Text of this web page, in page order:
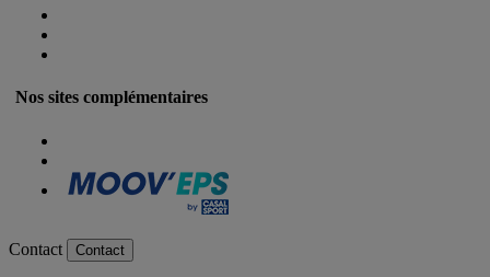
Nos sites complémentaires
Contact Contact